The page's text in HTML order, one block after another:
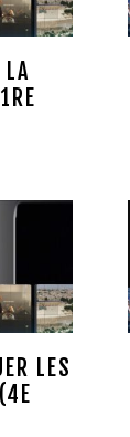
LA
LES